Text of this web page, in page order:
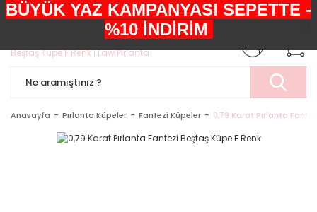
+90552 303 05 29
Anasayfa Pırlanta Küpeler Fantezi Küpeler 0,79 Karat Pırlanta
BÜYÜK YAZ KAMPANYASI SEPETTE -
%10 İNDİRİM